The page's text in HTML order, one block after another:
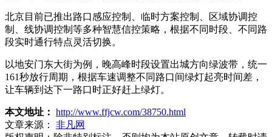
北京目前已推出路口感应控制、临时方案控制、区域协调控
制、线协调控制等多种智慧信控策略，根据不同时段、不同路
段实时通行特点灵活切换。
以地安门东大街为例，晚高峰时段设置出城方向绿波带，统一
161秒放行周期，根据车速调整不同路口间绿灯起亮时间差，
让车辆到达下一路口时正好赶上绿灯。
本文地址： http://www.ffjcw.com/38750.html
文章来源：
非凡网